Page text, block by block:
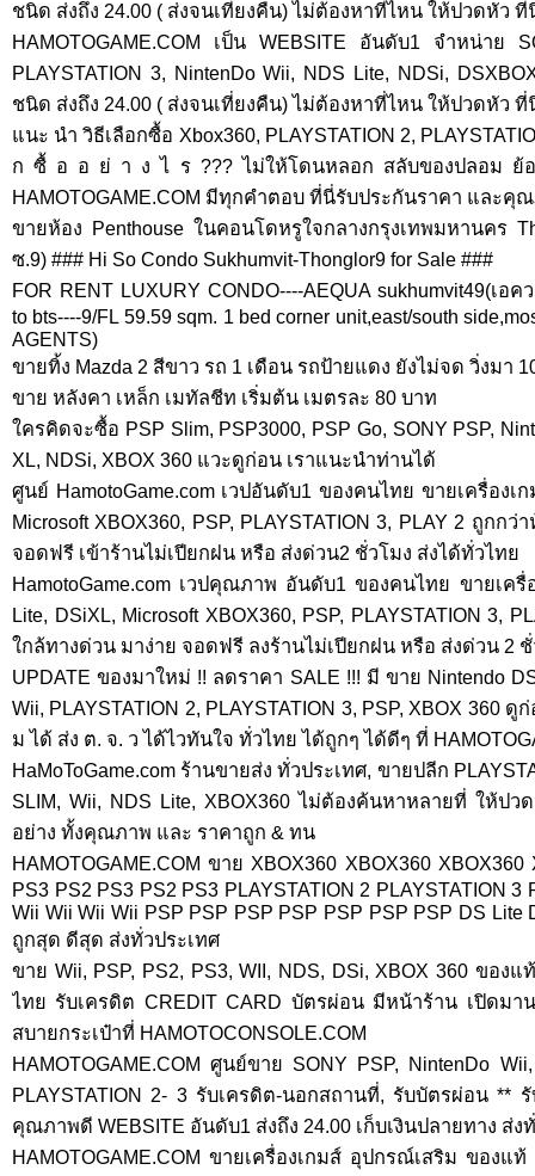
ชนิด ส่งถึง 24.00 ( ส่งจนเที่ยงคืน) ไม่ต้องหาที่ไหน ให้ปวดหัว
HAMOTOGAME.COM เป็น WEBSITE อันดับ1 จำหน่าย
PLAYSTATION 3, NintenDo Wii, NDS Lite, NDSi,
ชนิด ส่งถึง 24.00 ( ส่งจนเที่ยงคืน) ไม่ต้องหาที่ไหน ให้ปวดหัว
แนะ นำ วิธีเลือกซื้อ Xbox360, PLAYSTATION 2,
ก ซื้ อ อ ย่ า ง ไ ร ??? ไม่ให้โดนหลอก สลับของปลอม ย้
HAMOTOGAME.COM มีทุกคำตอบ ที่นี่รับประกันราคา และคุ
ขายห้อง Penthouse ในคอนโดหรูใจกลางกรุงเทพมหานคร
ซ.9) ### Hi So Condo Sukhumvit-Thonglor9 for Sale ###
FOR RENT LUXURY CONDO----AEQUA sukhumvit49(เอ
to bts----9/FL 59.59 sqm. 1 bed corner unit,east/south
AGENTS)
ขายทิ้ง Mazda 2 สีขาว รถ 1 เดือน รถป้ายแดง ยังไม่จด วิ่งมา
ขาย หลังคา เหล็ก เมทัลชีท เริ่มต้น เมตรละ 80 บาท
ใครคิดจะซื้อ PSP Slim, PSP3000, PSP Go, SONY PSP,
XL, NDSi, XBOX 360 แวะดูก่อน เราแนะนำท่านได้
ศูนย์ HamotoGame.com เวปอันดับ1 ของคนไทย ขายเครื่องเ
Microsoft XBOX360, PSP, PLAYSTATION 3, PLAY 2 ถูกก
จอดฟรี เข้าร้านไม่เปียกฝน หรือ ส่งด่วน2 ชั่วโมง ส่งได้ทั่วไทย
HamotoGame.com เวปคุณภาพ อันดับ1 ของคนไทย ขายเค
Lite, DSiXL, Microsoft XBOX360, PSP, PLAYSTATION 3,
ใกล้ทางด่วน มาง่าย จอดฟรี ลงร้านไม่เปียกฝน หรือ ส่งด่วน 2
UPDATE ของมาใหม่ !! ลดราคา SALE !!! มี ขาย Nintendo
Wii, PLAYSTATION 2, PLAYSTATION 3, PSP, XBOX 360
ม ได้ ส่ง ต. จ. ว ได้ไวทันใจ ทั่วไทย ได้ถูกๆ ได้ดีๆ ที่
HaMoToGame.com ร้านขายส่ง ทั่วประเทศ, ขายปลีก
SLIM, Wii, NDS Lite, XBOX360 ไม่ต้องค้นหาหลายที่ ให้ป
อย่าง ทั้งคุณภาพ และ ราคาถูก & ทน
HAMOTOGAME.COM ขาย XBOX360 XBOX360
PS3 PS2 PS3 PS2 PS3 PLAYSTATION 2 PLAYSTATION 3
Wii Wii Wii Wii PSP PSP PSP PSP PSP PSP PSP DS Lite
ถูกสุด ดีสุด ส่งทั่วประเทศ
ขาย Wii, PSP, PS2, PS3, WII, NDS, DSi, XBOX 360 ของ
ไทย รับเครดิต CREDIT CARD บัตรผ่อน มีหน้าร้าน เปิดมา
สบายกระเป๋าที่ HAMOTOCONSOLE.COM
HAMOTOGAME.COM ศูนย์ขาย SONY PSP, NintenDo
PLAYSTATION 2- 3 รับเครดิต-นอกสถานที่, รับบัตรผ่อน **
คุณภาพดี WEBSITE อันดับ1 ส่งถึง 24.00 เก็บเงินปลายทาง ส่
HAMOTOGAME.COM ขายเครื่องเกมส์ อุปกรณ์เสริม ของแ